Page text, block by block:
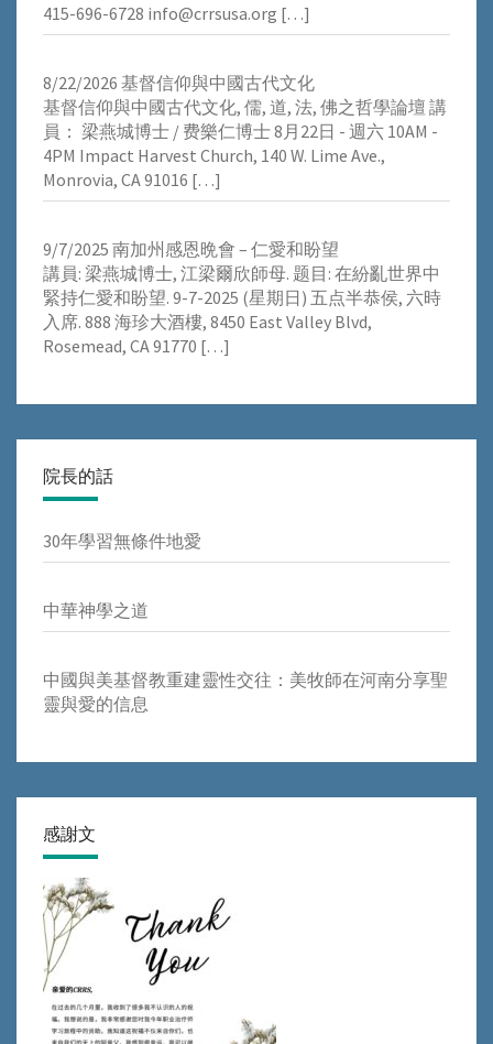
415-696-6728 info@crrsusa.org […]
8/22/2026 基督信仰與中國古代文化
基督信仰與中國古代文化, 儒, 道, 法, 佛之哲學論壇 講
員： 梁燕城博士 / 费樂仁博士 8月22日 - 週六 10AM -
4PM Impact Harvest Church, 140 W. Lime Ave.,
Monrovia, CA 91016 […]
9/7/2025 南加州感恩晩會 – 仁愛和盼望
講員: 梁燕城博士, 江梁爾欣師母. 题目: 在紛亂世界中
緊持仁愛和盼望. 9-7-2025 (星期日) 五点半恭侯, 六時
入席. 888 海珍大酒樓, 8450 East Valley Blvd,
Rosemead, CA 91770 […]
院長的話
30年學習無條件地愛
中華神學之道
中國與美基督教重建靈性交往：美牧師在河南分享聖
靈與愛的信息
感謝文